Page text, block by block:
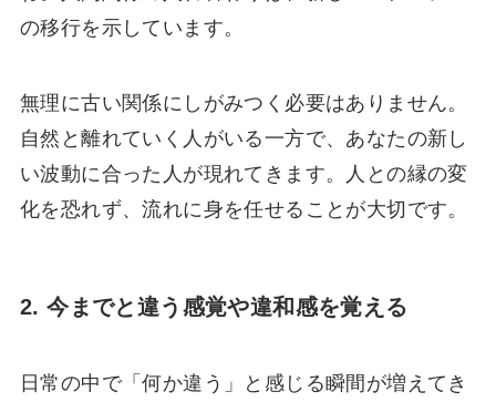
の移行を示しています。
無理に古い関係にしがみつく必要はありません。
自然と離れていく人がいる一方で、あなたの新し
い波動に合った人が現れてきます。人との縁の変
化を恐れず、流れに身を任せることが大切です。
2. 今までと違う感覚や違和感を覚える
日常の中で「何か違う」と感じる瞬間が増えてき